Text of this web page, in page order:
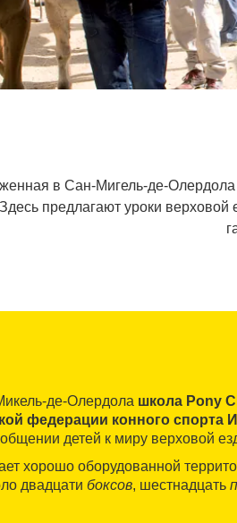
в Сан-Мигель-де-Олердола
предлагают уроки
де-Олердола школа Pony
федерации конного спорта
детей к миру верховой
хорошо оборудованной
двадцати боксов, шестнадцать